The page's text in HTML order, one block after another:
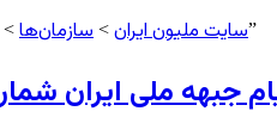
سایت ملیون ایران > سازمان‌ها > > پیام جبهه ملی ایران شماره ۲۱۵ و سرمقاله آن با عنوان “یک سازمان ملل متحد مستقل و مقتدر نیاز امروز جامعه جهانی”